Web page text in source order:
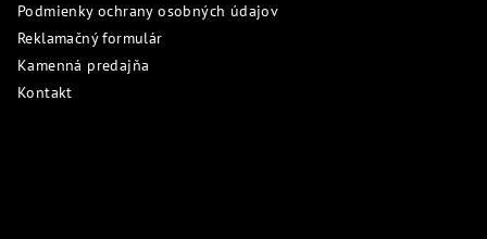
Podmienky ochrany osobných údajov
Reklamačný formulár
Kamenná predajňa
Kontakt